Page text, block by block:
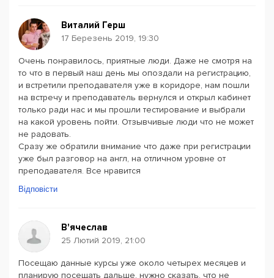
Виталий Герш
17 Березень 2019, 19:30
Очень понравилось, приятные люди. Даже не смотря на
то что в первый наш день мы опоздали на регистрацию,
и встретили преподавателя уже в коридоре, нам пошли
на встречу и преподаватель вернулся и открыл кабинет
только ради нас и мы прошли тестирование и выбрали
на какой уровень пойти. Отзывчивые люди что не может
не радовать.
Сразу же обратили внимание что даже при регистрации
уже был разговор на англ, на отличном уровне от
преподавателя. Все нравится
Відповісти
В'ячеслав
25 Лютий 2019, 21:00
Посещаю данные курсы уже около четырех месяцев и
планирую посещать дальше, нужно сказать, что не